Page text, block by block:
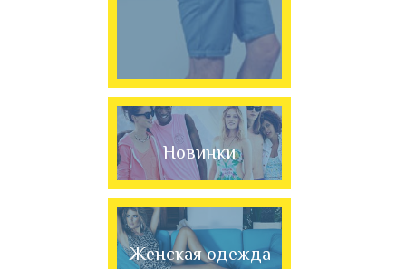
Новинки
Женская одежда